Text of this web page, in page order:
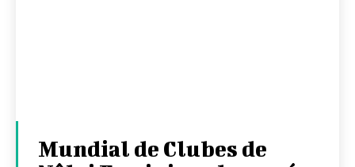
Mundial de Clubes de